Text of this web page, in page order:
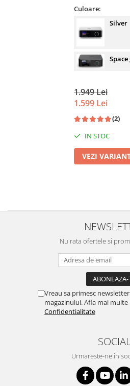
Culoare:
Silver
1.949 Lei
1.599 Lei
(2)
IN STOC
VEZI
Nu rata ofertele si
Vreau sa primesc
magazinului. Afla mai multe
Confidentialitate
Urmareste-ne in